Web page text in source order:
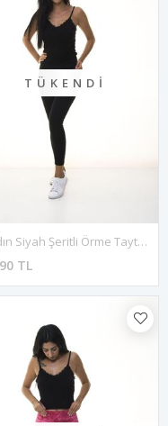
TÜKENDI
Kadın Siyah Şeritli Örme Tayt 6C-1046
TL